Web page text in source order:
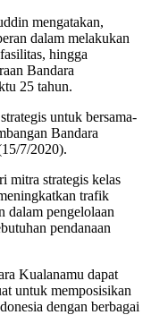
mengatakan,
dalam melakukan
hingga
Bandara
25 tahun.
untuk bersama-
Bandara
7/2020).
mitra strategis kelas
trafik
dalam pengelolaan
pendanaan
Kualanamu dapat
untuk memposisikan
dengan berbagai